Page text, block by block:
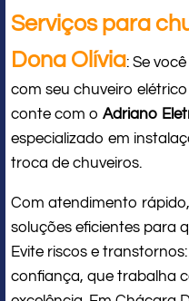
Serviços para
Dona Olívia: Se
com seu chuveiro
conte com o Adriano
especializado em
troca de chuveiros.
Com atendimento
soluções eficientes para
Evite riscos e
confiança, que trabalha